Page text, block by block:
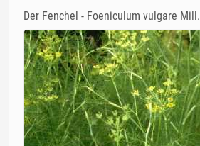
Der Fenchel - Foeniculum vulgare Mill.